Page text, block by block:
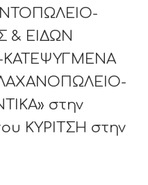
& ΕΙΔΩΝ
ΚΑΤΕΨΥΓΜΕΝΑ
στην
ΚΥΡΙΤΣΗ στην